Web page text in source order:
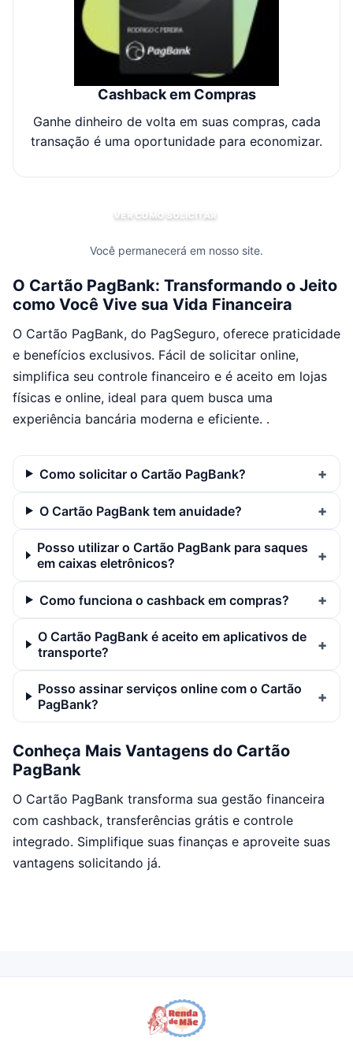
Cashback em Compras
Ganhe dinheiro de volta em suas compras, cada
transação é uma oportunidade para economizar.
VER COMO SOLICITAR
Você permanecerá em nosso site.
O Cartão PagBank: Transformando o Jeito
como Você Vive sua Vida Financeira
O Cartão PagBank, do PagSeguro, oferece praticidade
e benefícios exclusivos. Fácil de solicitar online,
simplifica seu controle financeiro e é aceito em lojas
físicas e online, ideal para quem busca uma
experiência bancária moderna e eficiente. .
Como solicitar o Cartão PagBank?
O Cartão PagBank tem anuidade?
Posso utilizar o Cartão PagBank para saques
em caixas eletrônicos?
Como funciona o cashback em compras?
O Cartão PagBank é aceito em aplicativos de
transporte?
Posso assinar serviços online com o Cartão
PagBank?
Conheça Mais Vantagens do Cartão
PagBank
O Cartão PagBank transforma sua gestão financeira
com cashback, transferências grátis e controle
integrado. Simplifique suas finanças e aproveite suas
vantagens solicitando já.